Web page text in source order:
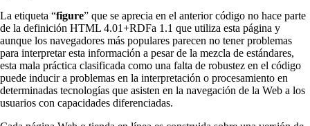
La etiqueta “figure” que se aprecia en el anterior código no hace parte
de la definición HTML 4.01+RDFa 1.1 que utiliza esta página y
aunque los navegadores más populares parecen no tener problemas
para interpretar esta información a pesar de la mezcla de estándares,
esta mala práctica clasificada como una falta de robustez en el código
puede inducir a problemas en la interpretación o procesamiento en
determinadas tecnologías que asisten en la navegación de la Web a los
usuarios con capacidades diferenciadas.